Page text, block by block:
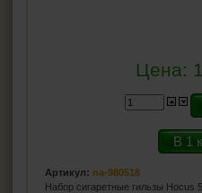
Цена:
В 1
Артикул: na-980518
Набор сигаретные гильзы Hocus